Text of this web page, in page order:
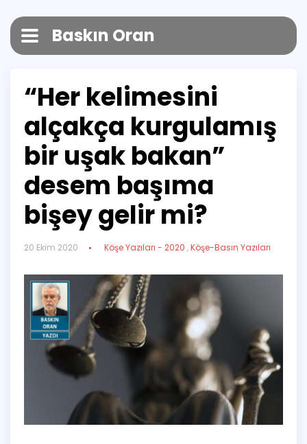
Baskın Oran
“Her kelimesini
alçakça kurgulamış
bir uşak bakan”
desem başıma
bişey gelir mi?
20 Ekim 2020 Köşe Yazıları - 2020 ,Köşe-Basın Yazıları